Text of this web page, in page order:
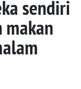
sendiri
makan